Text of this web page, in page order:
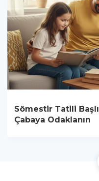
Sömestir Tatili
Çabaya Odaklanın